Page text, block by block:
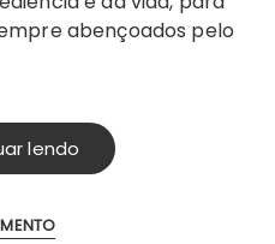
abençoados pelo
lendo